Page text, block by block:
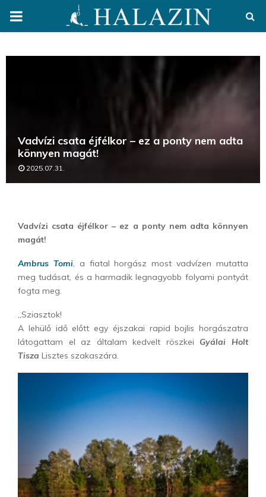
PRIMARY
Vadvízi csata éjfélkor – ez a ponty nem adta
könnyen magát!
2025.07.31.
Vadvízi csata éjfélkor – ez a ponty nem adta könnyen
magát!
Ambrus Tomi, a fiatal horgász most vadvízen mutatta
meg tudásat, és a harmadik legnagyobb folyami pontyát
fogta meg.
„Sziasztok!
A lehülő idő előtt egy éjszakai rapid bojlis horgászatra
látogattam el az általam kedvelt röszkei Gyálai Holt
Tisza Lisztes szakaszára.